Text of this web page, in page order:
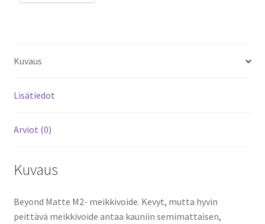
Kuvaus
Lisätiedot
Arviot (0)
Kuvaus
Beyond Matte M2- meikkivoide. Kevyt, mutta hyvin
peittävä meikkivoide antaa kauniin semimattaisen,